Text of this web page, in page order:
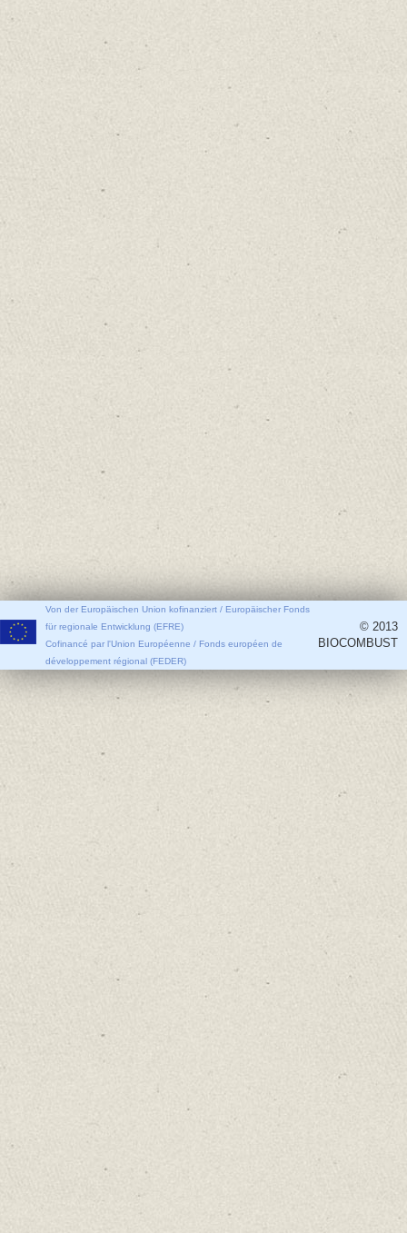
Von der Europäischen Union kofinanziert / Europäischer Fonds
für regionale Entwicklung (EFRE)
Cofinancé par l'Union Européenne / Fonds européen de
développement régional (FEDER)
© 2013
BIOCOMBUST